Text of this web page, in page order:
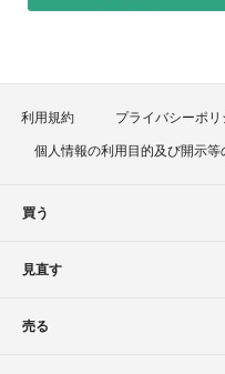
利用規約 プライバシーポリ
個人情報の利用目的及び開示等
買う
見直す
売る